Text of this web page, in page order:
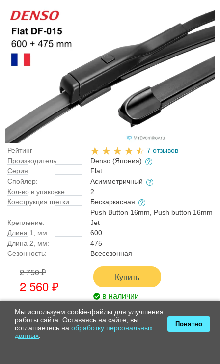
Рейтинг
7 отзывов
Производитель:
Denso (Япония)
Серия:
Flat
Спойлер:
Асимметричный
Кол-во в упаковке:
2
Конструкция щетки:
Бескаркасная
Крепление:
Push Button 16mm, Push button 16mm
Jet
Длина 1, мм:
600
Длина 2, мм:
475
Сезонность:
Всесезонная
2 750 ₽
2 560 ₽
Купить
в наличии
Комплект бескаркасных
Мы используем cookie-файлы для улучшения
работы сайта. Оставаясь на сайте, вы
соглашаетесь на обработку персональных
данных
Понятно